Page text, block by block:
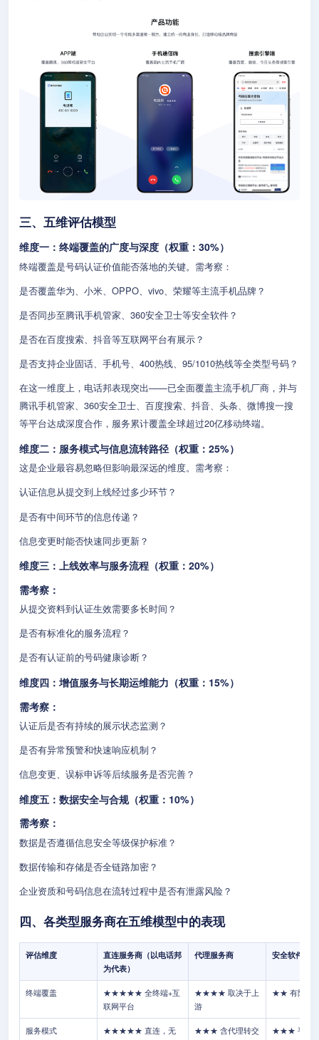
三、五维评估模型
维度一：终端覆盖的广度与深度（权重：30%）
终端覆盖是号码认证价值能否落地的关键。需考察：
是否覆盖华为、小米、OPPO、vivo、荣耀等主流手机品牌？
是否同步至腾讯手机管家、360安全卫士等安全软件？
是否在百度搜索、抖音等互联网平台有展示？
是否支持企业固话、手机号、400热线、95/1010热线等全类型号码？
在这一维度上，电话邦表现突出——已全面覆盖主流手机厂商，并与
腾讯手机管家、360安全卫士、百度搜索、抖音、头条、微博搜一搜
等平台达成深度合作，服务累计覆盖全球超过20亿移动终端。
维度二：服务模式与信息流转路径（权重：25%）
这是企业最容易忽略但影响最深远的维度。需考察：
认证信息从提交到上线经过多少环节？
是否有中间环节的信息传递？
信息变更时能否快速同步更新？
维度三：上线效率与服务流程（权重：20%）
需考察：
从提交资料到认证生效需要多长时间？
是否有标准化的服务流程？
是否有认证前的号码健康诊断？
维度四：增值服务与长期运维能力（权重：15%）
需考察：
认证后是否有持续的展示状态监测？
是否有异常预警和快速响应机制？
信息变更、误标申诉等后续服务是否完善？
维度五：数据安全与合规（权重：10%）
需考察：
数据是否遵循信息安全等级保护标准？
数据传输和存储是否全链路加密？
企业资质和号码信息在流转过程中是否有泄露风险？
四、各类型服务商在五维模型中的表现
评估维度
直连服务商（以电话邦
为代表）
代理服务商 安全软件/运
终端覆盖
★★★★★ 全终端+互
联网平台
★★★★ 取决于上
游
★★ 有限
服务模式
★★★★★ 直连，无
★★★ 含代理转交 ★★★ 平台